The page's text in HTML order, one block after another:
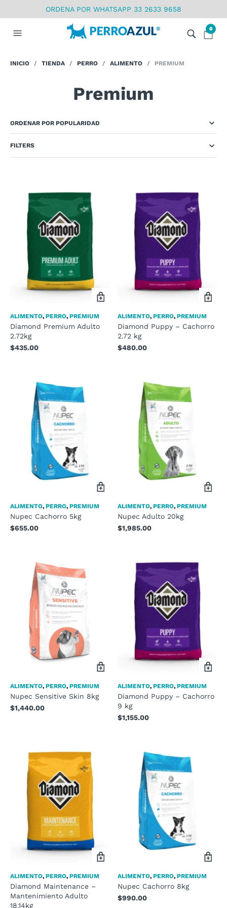
ORDENA POR WHATSAPP 33 2633 9658
0
INICIO / TIENDA / PERRO / ALIMENTO / PREMIUM
Premium
FILTERS
ALIMENTO, PERRO, PREMIUM
Diamond Premium Adulto
2.72kg
$435.00
ALIMENTO,PERRO,PREMIUM
Diamond Puppy – Cachorro
2.72 kg
$480.00
ALIMENTO, PERRO, PREMIUM
Nupec Cachorro 5kg
$655.00
ALIMENTO,PERRO,PREMIUM
Nupec Adulto 20kg
$1,985.00
ALIMENTO, PERRO, PREMIUM
Nupec Sensitive Skin 8kg
$1,440.00
ALIMENTO,PERRO,PREMIUM
Diamond Puppy – Cachorro
9 kg
$1,155.00
ALIMENTO, PERRO, PREMIUM
Diamond Maintenance –
Mantenimiento Adulto
18.14kg
ALIMENTO,PERRO,PREMIUM
Nupec Cachorro 8kg
$990.00